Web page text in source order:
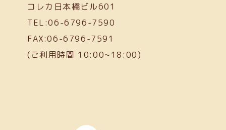
コレカ日本橋ビル601
TEL:06-6796-7590
FAX:06-6796-7591
(ご利用時間 10:00~18:00)